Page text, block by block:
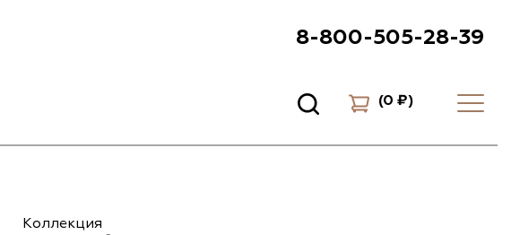
8-800-505-28-39
(0 ₽)
Коллекция